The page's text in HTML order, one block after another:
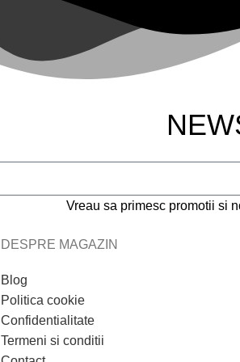
Vreau sa primesc promotii si
DESPRE MAGAZIN
Blog
Politica cookie
Confidentialitate
Termeni si conditii